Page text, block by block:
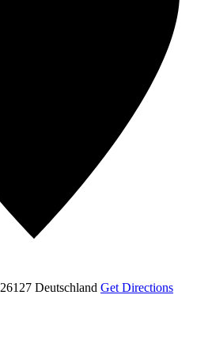
26127 Deutschland Get Directions